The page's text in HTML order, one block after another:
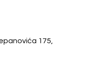
175,